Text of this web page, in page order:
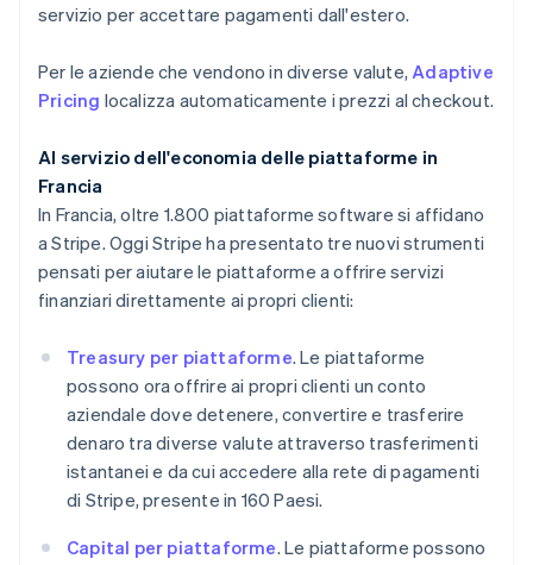
servizio per accettare pagamenti dall'estero.
Per le aziende che vendono in diverse valute,Adaptive
Pricing localizza automaticamente i prezzi al checkout.
Al servizio dell'economia delle piattaforme in
Francia
In Francia, oltre 1.800 piattaforme software si affidano
a Stripe. Oggi Stripe ha presentato tre nuovi strumenti
pensati per aiutare le piattaforme a offrire servizi
finanziari direttamente ai propri clienti:
Treasury per piattaforme. Le piattaforme
possono ora offrire ai propri clienti un conto
aziendale dove detenere, convertire e trasferire
denaro tra diverse valute attraverso trasferimenti
istantanei e da cui accedere alla rete di pagamenti
di Stripe, presente in 160 Paesi.
Capital per piattaforme. Le piattaforme possono
Germania
Giappone
日本語English
Gibilterra
Grecia
English
India
English
Irlanda
English
Italia
Lettonia
English
Liechtenstein
DeutschEnglish
Lituania
English
Lussemburgo
Malaysia